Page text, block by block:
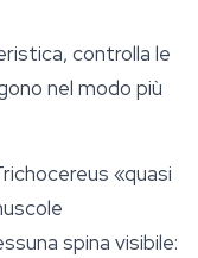
controlla le
nel modo più
«quasi
spina visibile: